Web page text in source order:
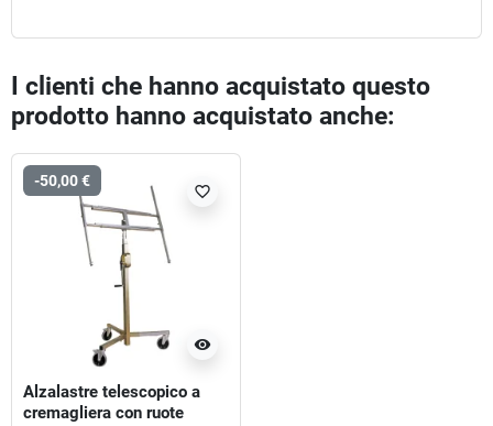
I clienti che hanno acquistato questo
prodotto hanno acquistato anche:
-50,00 €
visibility
favorite_border
Alzalastre telescopico a
cremagliera con ruote